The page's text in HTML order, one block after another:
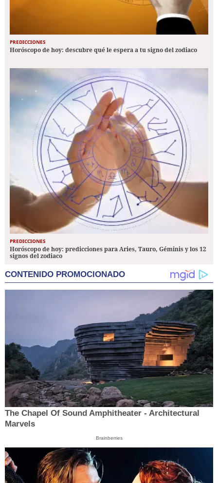
PREDICCIONES
Horóscopo de hoy: descubre qué le espera a tu signo del zodiaco
PREDICCIONES
Horóscopo de hoy: predicciones para Aries, Tauro, Géminis y los 12
signos del zodiaco
CONTENIDO PROMOCIONADO
The Chapel Of Sound Amphitheater - Architectural
Marvels
Brainberries